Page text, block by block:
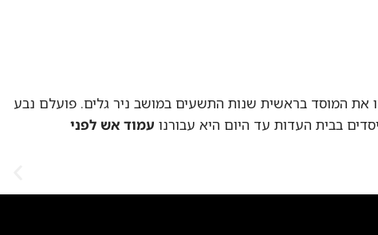
בראשית שנות התשעים במושב ניר גלים. פועלם נבע
בבית העדות עד היום היא עבורנועמוד אש לפני